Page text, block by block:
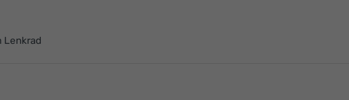
Lenkrad